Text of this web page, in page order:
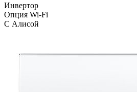
Инвертор
Опция Wi-Fi
С Алисой